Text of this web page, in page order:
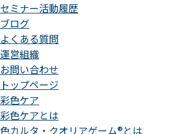
セミナー活動履歴
ブログ
よくある質問
運営組織
お問い合わせ
トップページ
彩色ケア
彩色ケアとは
色カルタ・クオリアゲーム®とは